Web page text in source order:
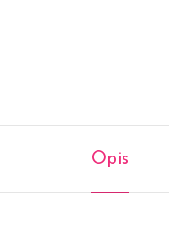
Opis